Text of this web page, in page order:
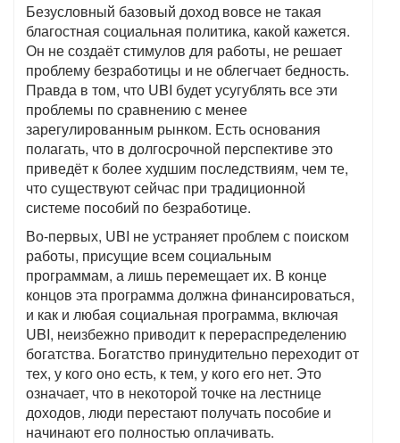
Безусловный базовый доход вовсе не такая
благостная социальная политика, какой кажется.
Он не создаёт стимулов для работы, не решает
проблему безработицы и не облегчает бедность.
Правда в том, что UBI будет усугублять все эти
проблемы по сравнению с менее
зарегулированным рынком. Есть основания
полагать, что в долгосрочной перспективе это
приведёт к более худшим последствиям, чем те,
что существуют сейчас при традиционной
системе пособий по безработице.
Во-первых, UBI не устраняет проблем с поиском
работы, присущие всем социальным
программам, а лишь перемещает их. В конце
концов эта программа должна финансироваться,
и как и любая социальная программа, включая
UBI, неизбежно приводит к перераспределению
богатства. Богатство принудительно переходит от
тех, у кого оно есть, к тем, у кого его нет. Это
означает, что в некоторой точке на лестнице
доходов, люди перестают получать пособие и
начинают его полностью оплачивать.